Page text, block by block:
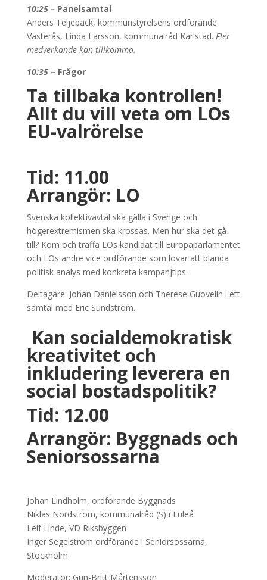
10:25 –Panelsamtal
Anders Teljebäck, kommunstyrelsens ordförande
Västerås, Linda Larsson, kommunalråd Karlstad. Fler
medverkande kan tillkomma.
10:35– Frågor
Ta tillbaka kontrollen!
Allt du vill veta om LOs
EU-valrörelse
Tid: 11.00
Arrangör: LO
Svenska kollektivavtal ska gälla i Sverige och
högerextremismen ska krossas. Men hur ska det gå
till? Kom och träffa LOs kandidat till Europaparlamentet
och LOs andre vice ordförande som lovar att blanda
politisk analys med konkreta kampanjtips.
Deltagare: Johan Danielsson och Therese Guovelin i ett
samtal med Eric Sundström.
Kan socialdemokratisk
kreativitet och
inkludering leverera en
social bostadspolitik?
Tid: 12.00
Arrangör: Byggnads och
Seniorsossarna
Johan Lindholm, ordförande Byggnads
Niklas Nordström, kommunalråd (S) i Luleå
Leif Linde, VD Riksbyggen
Inger Segelström ordförande i Seniorsossarna,
Stockholm
Moderator: Gun-Britt Mårtensson